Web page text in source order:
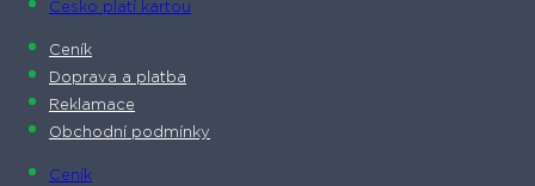
Česko platí kartou
Ceník
Doprava a platba
Reklamace
Obchodní podmínky
Ceník